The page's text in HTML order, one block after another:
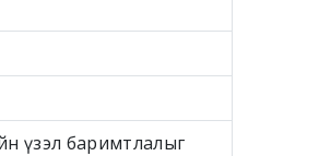
үзэл баримтлалыг